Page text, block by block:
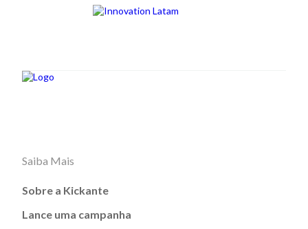
Saiba Mais
Sobre a Kickante
Lance uma campanha